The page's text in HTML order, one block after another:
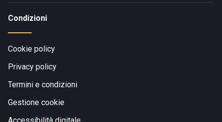
Condizioni
Cookie policy
Privacy policy
Termini e condizioni
Gestione cookie